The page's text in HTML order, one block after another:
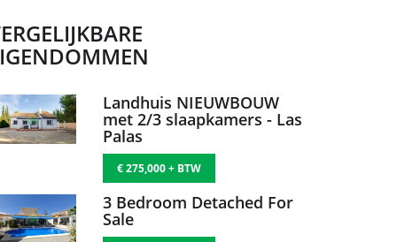
Landhuis NIEUWBOUW
met 2/3 slaapkamers - Las
Palas
€ 275,000 + BTW
3 Bedroom Detached For
Sale